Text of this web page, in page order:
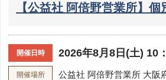
【公益社 阿倍野営業所】個
開催日時 2026年8月8日(土) 10
開催場所 公益社 阿倍野営業所 大阪